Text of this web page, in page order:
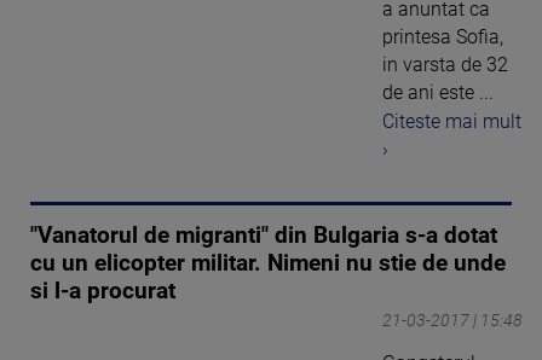
a anuntat ca
printesa Sofia,
in varsta de 32
de ani este ...
Citeste mai mult
›
"Vanatorul de migranti" din Bulgaria s-a dotat
cu un elicopter militar. Nimeni nu stie de unde
si l-a procurat
21-03-2017 | 15:48